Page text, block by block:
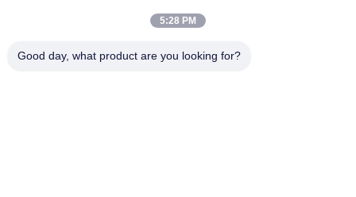
5:28 PM
Good day, what product are you looking for?